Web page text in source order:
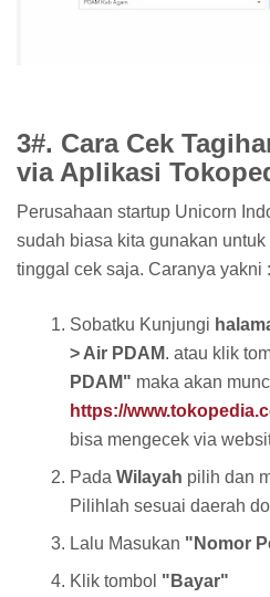
3#. Cara Cek
via Aplikasi
Perusahaan startup Unicorn
sudah biasa kita gunakan
tinggal cek saja. Caranya yakni :
Sobatku Kunjungi
> Air PDAM. atau klik
PDAM" maka akan
https://
bisa mengecek via
Pada Wilayah pilih dan
Pilihlah sesuai daerah
Lalu Masukan "Nomor
Klik tombol "Bayar"